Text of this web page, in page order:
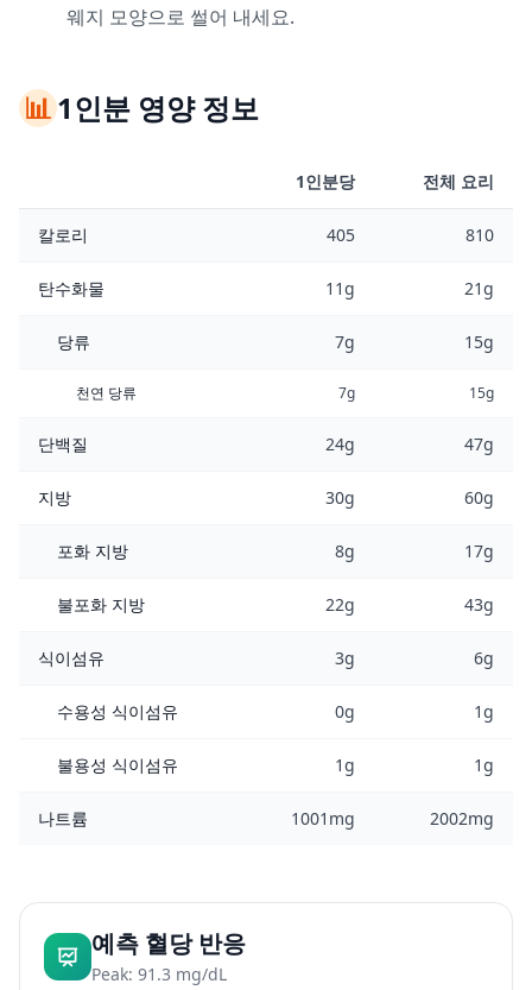
웨지 모양으로 썰어 내세요.
📊1인분 영양 정보
1인분당 전체 요리
칼로리 405 810
탄수화물 11g 21g
당류 7g 15g
천연 당류 7g 15g
단백질 24g 47g
지방 30g 60g
포화 지방 8g 17g
불포화 지방 22g 43g
식이섬유 3g 6g
수용성 식이섬유 0g 1g
불용성 식이섬유 1g 1g
나트륨 1001mg 2002mg
예측 혈당 반응
Peak: 91.3 mg/dL